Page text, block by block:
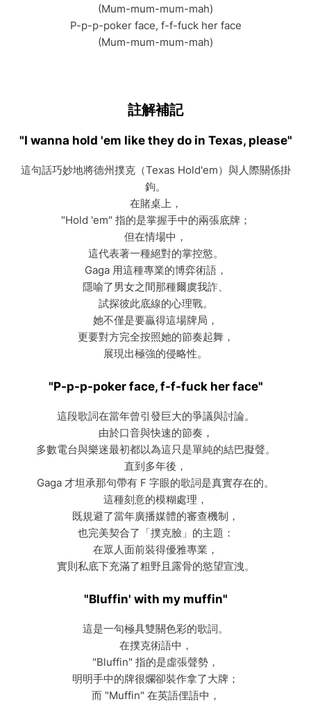
(Mum-mum-mum-mah)
P-p-p-poker face, f-f-fuck her face
(Mum-mum-mum-mah)
註解補記
"I wanna hold 'em like they do in Texas, please"
這句話巧妙地將德州撲克（Texas Hold'em）與人際關係掛
鉤。
在賭桌上，
"Hold 'em" 指的是掌握手中的兩張底牌；
但在情場中，
這代表著一種絕對的掌控慾。
Gaga 用這種專業的博弈術語，
隱喻了男女之間那種爾虞我詐、
試探彼此底線的心理戰。
她不僅是要贏得這場牌局，
更要對方完全按照她的節奏起舞，
展現出極強的侵略性。
"P-p-p-poker face, f-f-fuck her face"
這段歌詞在當年曾引發巨大的爭議與討論。
由於口音與快速的節奏，
多數電台與樂迷最初都以為這只是單純的結巴擬聲。
直到多年後，
Gaga 才坦承那句帶有 F 字眼的歌詞是真實存在的。
這種刻意的模糊處理，
既規避了當年廣播媒體的審查機制，
也完美契合了「撲克臉」的主題：
在眾人面前裝得優雅專業，
實則私底下充滿了粗野且露骨的慾望宣洩。
"Bluffin' with my muffin"
這是一句極具雙關色彩的歌詞。
在撲克術語中，
"Bluffin" 指的是虛張聲勢，
明明手中的牌很爛卻裝作拿了大牌；
而 "Muffin" 在英語俚語中，